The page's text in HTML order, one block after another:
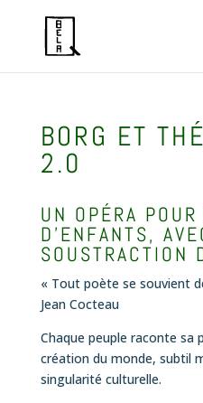
BORG ET
2.0
UN OPÉRA
D’ENFANTS,
SOUSTRACTION
« Tout poète se souvient
Jean Cocteau
Chaque peuple raconte sa
création du monde, subtil
singularité culturelle.